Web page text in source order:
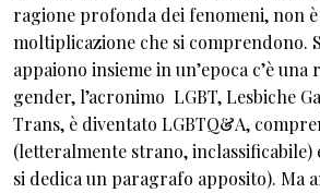
ragione profonda dei fenomeni, non
moltiplicazione che si comprendono.
appaiono insieme in un’epoca c’è
gender, l’acronimo LGBT, Lesbiche
Trans, è diventato LGBTQ&A,
(letteralmente strano, inclassificabile)
si dedica un paragrafo apposito). Ma